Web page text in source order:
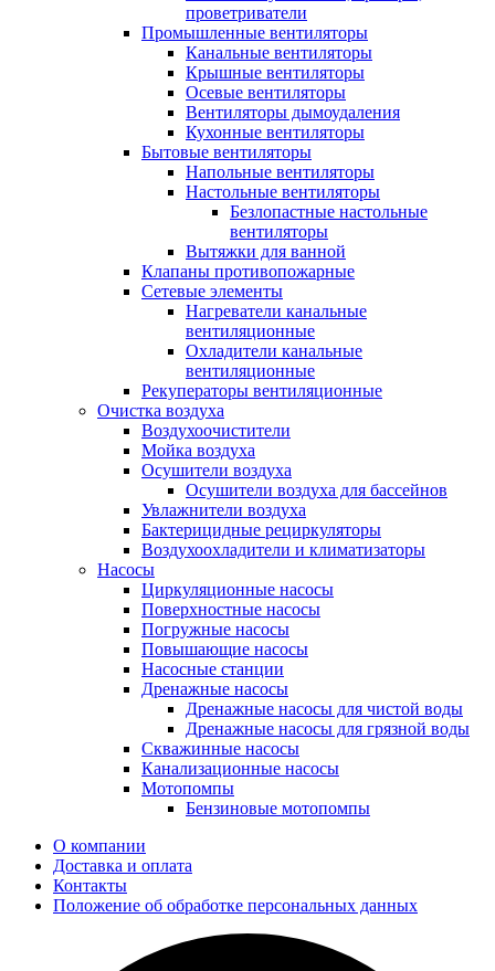
проветриватели
Промышленные вентиляторы
Канальные вентиляторы
Крышные вентиляторы
Осевые вентиляторы
Вентиляторы дымоудаления
Кухонные вентиляторы
Бытовые вентиляторы
Напольные вентиляторы
Настольные вентиляторы
Безлопастные настольные
вентиляторы
Вытяжки для ванной
Клапаны противопожарные
Сетевые элементы
Нагреватели канальные
вентиляционные
Охладители канальные
вентиляционные
Рекуператоры вентиляционные
Очистка воздуха
Воздухоочистители
Мойка воздуха
Осушители воздуха
Осушители воздуха для бассейнов
Увлажнители воздуха
Бактерицидные рециркуляторы
Воздухоохладители и климатизаторы
Насосы
Циркуляционные насосы
Поверхностные насосы
Погружные насосы
Повышающие насосы
Насосные станции
Дренажные насосы
Дренажные насосы для чистой воды
Дренажные насосы для грязной воды
Скважинные насосы
Канализационные насосы
Мотопомпы
Бензиновые мотопомпы
О компании
Доставка и оплата
Контакты
Положение об обработке персональных данных